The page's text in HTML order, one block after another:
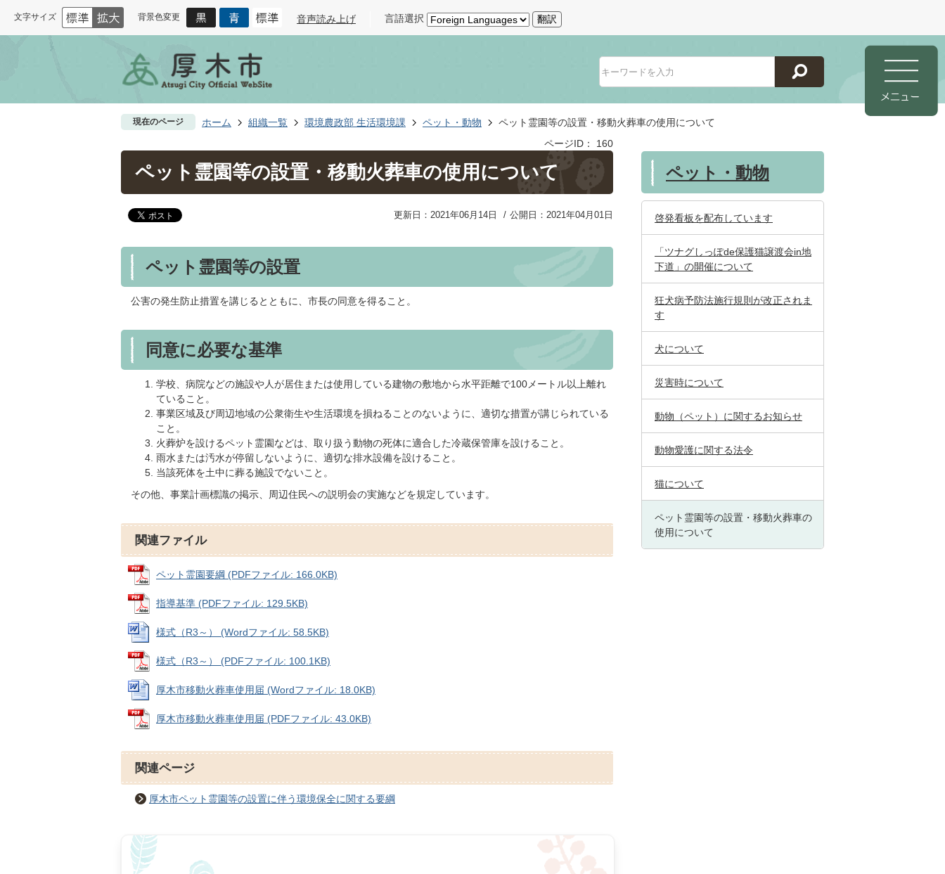
文字サイズ 背景色変更 音声読み上げ 言語選択 翻訳
現在のページ ホーム 組織一覧 環境農政部 生活環境課 ペット・動物
ペット霊園等の設置・移動火葬車の使用について
ページID：
160
ペット霊園等の設置・移動火葬車の使用について
更新日：2021年06月14日 公開日：2021年04月01日
ペット霊園等の設置
公害の発生防止措置を講じるとともに、市長の同意を得ること。
同意に必要な基準
学校、病院などの施設や人が居住または使用している建物の敷地から水平距離で100メートル以上離れ
ていること。
事業区域及び周辺地域の公衆衛生や生活環境を損ねることのないように、適切な措置が講じられている
こと。
火葬炉を設けるペット霊園などは、取り扱う動物の死体に適合した冷蔵保管庫を設けること。
雨水または汚水が停留しないように、適切な排水設備を設けること。
当該死体を土中に葬る施設でないこと。
その他、事業計画標識の掲示、周辺住民への説明会の実施などを規定しています。
関連ファイル
ペット霊園要綱 (PDFファイル: 166.0KB)
指導基準 (PDFファイル: 129.5KB)
様式（R3～） (Wordファイル: 58.5KB)
様式（R3～） (PDFファイル: 100.1KB)
厚木市移動火葬車使用届 (Wordファイル: 18.0KB)
厚木市移動火葬車使用届 (PDFファイル: 43.0KB)
関連ページ
厚木市ペット霊園等の設置に伴う環境保全に関する要綱
ペット・動物
啓発看板を配布しています
「ツナグしっぽde保護猫譲渡会in地
下道」の開催について
狂犬病予防法施行規則が改正されま
す
犬について
災害時について
動物（ペット）に関するお知らせ
動物愛護に関する法令
猫について
ペット霊園等の設置・移動火葬車の
使用について